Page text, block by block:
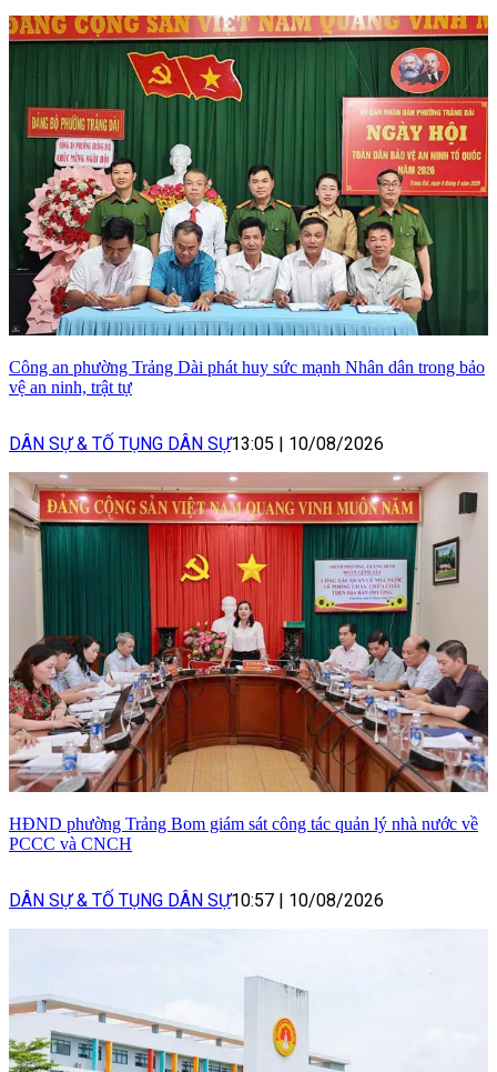
Công an phường Trảng Dài phát huy sức mạnh Nhân dân trong bảo
vệ an ninh, trật tự
DÂN SỰ & TỐ TỤNG DÂN SỰ13:05 | 10/08/2026
HĐND phường Trảng Bom giám sát công tác quản lý nhà nước về
PCCC và CNCH
DÂN SỰ & TỐ TỤNG DÂN SỰ10:57 | 10/08/2026